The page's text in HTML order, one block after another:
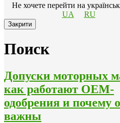
Не хочете перейти на
UA
RU
Закрити
Поиск
Допуски моторных
как работают OEM-
одобрения и почему
важны